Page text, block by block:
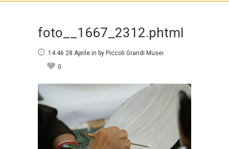
foto__1667_2312.phtml
14:46 28 Aprile in by Piccoli Grandi Musei
0